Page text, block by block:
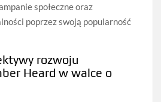
społeczne oraz
poprzez swoją popularność
rozwoju
Heard w walce o